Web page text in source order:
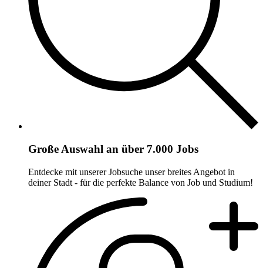
Große Auswahl an über 7.000 Jobs
Entdecke mit unserer Jobsuche unser breites Angebot in
deiner Stadt - für die perfekte Balance von Job und Studium!